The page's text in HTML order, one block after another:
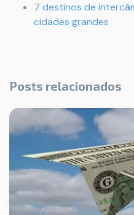
7 destinos de
cidades grandes
Posts relacionados